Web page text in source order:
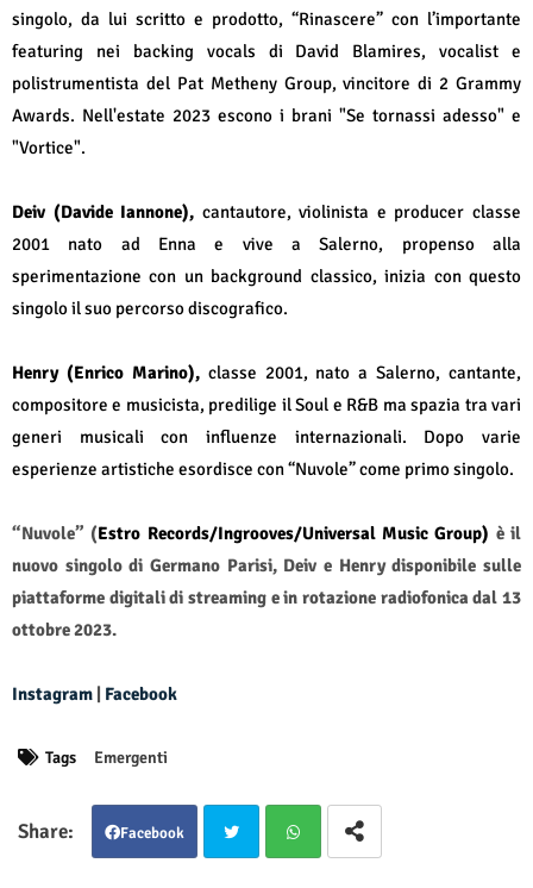
singolo, da lui scritto e prodotto, “Rinascere” con l’importante
featuring nei backing vocals di David Blamires, vocalist e
polistrumentista del Pat Metheny Group, vincitore di 2 Grammy
Awards. Nell'estate 2023 escono i brani "Se tornassi adesso" e
"Vortice".
Deiv (Davide Iannone), cantautore, violinista e producer classe
2001 nato ad Enna e vive a Salerno, propenso alla
sperimentazione con un background classico, inizia con questo
singolo il suo percorso discografico.
Henry (Enrico Marino),classe 2001, nato a Salerno, cantante,
compositore e musicista, predilige il Soul e R&B ma spazia tra vari
generi musicali con influenze internazionali. Dopo varie
esperienze artistiche esordisce con “Nuvole” come primo singolo.
“Nuvole” (Estro Records/Ingrooves/Universal Music Group) è il
nuovo singolo di Germano Parisi, Deiv e Henry disponibile sulle
piattaforme digitali di streaming e in rotazione radiofonica dal 13
ottobre 2023.
Instagram Facebook
Tags Emergenti
Facebook